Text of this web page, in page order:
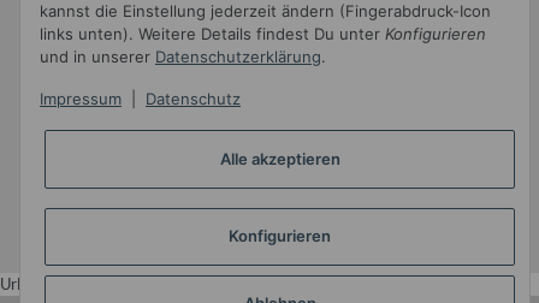
* Alle Preise inkl. gesetzlicher USt.
• JTL5-Template mit
kannst die Einstellung jederzeit ändern (Fingerabdruck-Icon
links unten). Weitere Details findest Du unter Konfigurieren
und in unserer Datenschutzerklärung.
Impressum Datenschutz
Alle akzeptieren
Konfigurieren
Urlaub